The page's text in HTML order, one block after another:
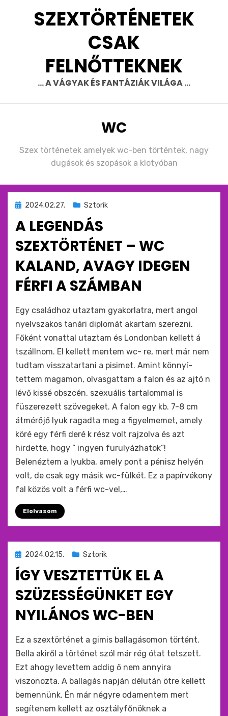
SZEXTÖRTÉNETEK
CSAK
FELNŐTTEKNEK
… A VÁGYAK ÉS FANTÁZIÁK VILÁGA …
CÍMKE
:
WC
Szex történetek amelyek wc-ben történtek, nagy
dugások és szopások a klotyóban
Beküldve
:
2024.02.27. Sztorik
A LEGENDÁS
SZEXTÖRTÉNET – WC
KALAND, AVAGY IDEGEN
FÉRFI A SZÁMBAN
monkey
Egy családhoz utaztam gyakorlatra, mert angol
nyelvszakos tanári diplomát akartam szerezni.
Főként vonattal utaztam és Londonban kellett á
tszállnom. El kellett mentem wc- re, mert már nem
tudtam visszatartani a pisimet. Amint könnyí­
tettem magamon, olvasgattam a falon és az ajtó n
lévő kissé obszcén, szexuális tartalommal is
füszerezett szövegeket. A falon egy kb. 7-8 cm
átmérőjő lyuk ragadta meg a figyelmemet, amely
köré egy férfi deré k rész volt rajzolva és azt
hirdette, hogy ” ingyen furulyázhatok”!
Belenéztem a lyukba, amely pont a pénisz helyén
volt, de csak egy másik wc-fülkét. Ez a papí­rvékony
fal közös volt a férfi wc-vel,…
Elolvasom
Beküldve
ide
2024.02.15. Sztorik
ÍGY VESZTETTÜK EL A
SZÜZESSÉGÜNKET EGY
NYILÁNOS WC-BEN
monkey
Ez a szextörténet a gimis ballagásomon történt.
Bella akiről a történet szól már rég ótat tetszett.
Ezt ahogy levettem addig ő nem annyira
viszonozta. A ballagás napján délután ötre kellett
bemennünk. Én már négyre odamentem mert
segítenem kellett az osztályfőnöknek a